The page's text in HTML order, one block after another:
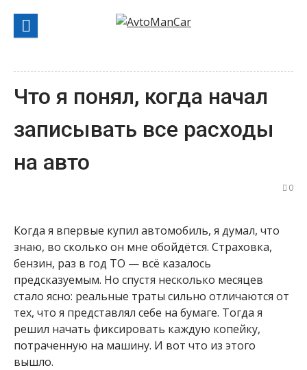
содержанию
Что я понял, когда начал
записывать все расходы
на авто
0
Когда я впервые купил автомобиль, я думал, что
знаю, во сколько он мне обойдётся. Страховка,
бензин, раз в год ТО — всё казалось
предсказуемым. Но спустя несколько месяцев
стало ясно: реальные траты сильно отличаются от
тех, что я представлял себе на бумаге. Тогда я
решил начать фиксировать каждую копейку,
потраченную на машину. И вот что из этого
вышло.